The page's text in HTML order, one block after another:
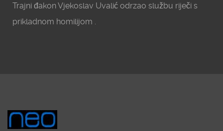
Trajni đakon Vjekoslav Uvalić odrzao službu riječi s
prikladnom homilijom .